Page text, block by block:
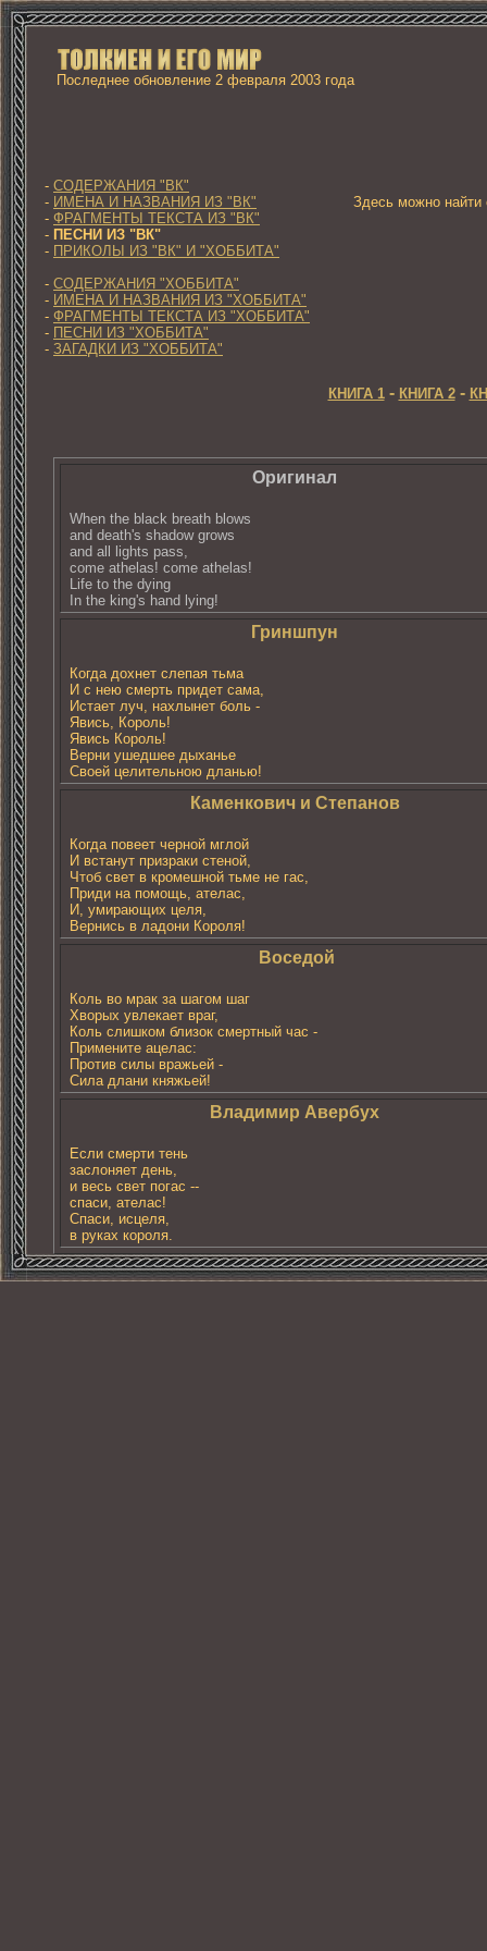
Последнее обновление 2 февраля 2003 года
- СОДЕРЖАНИЯ "ВК"
- ИМЕНА И НАЗВАНИЯ ИЗ "ВК"
- ФРАГМЕНТЫ ТЕКСТА ИЗ "ВК"
- ПЕСНИ ИЗ "ВК"
- ПРИКОЛЫ ИЗ "ВК" И "ХОББИТА"
- СОДЕРЖАНИЯ "ХОББИТА"
- ИМЕНА И НАЗВАНИЯ ИЗ "ХОББИТА"
- ФРАГМЕНТЫ ТЕКСТА ИЗ "ХОББИТА"
- ПЕСНИ ИЗ "ХОББИТА"
- ЗАГАДКИ ИЗ "ХОББИТА"
Здесь можно найти
КНИГА 1- КНИГА 2-
Оригинал
When the black breath blows
and death's shadow grows
and all lights pass,
come athelas! come athelas!
Life to the dying
In the king's hand lying!
Гриншпун
Когда дохнет слепая тьма
И с нею смерть придет сама,
Истает луч, нахлынет боль -
Явись, Король!
Явись Король!
Верни ушедшее дыханье
Своей целительною дланью!
Каменкович и Степанов
Когда повеет черной мглой
И встанут пpизpаки стеной,
Чтоб свет в кpомешной тьме не гас,
Приди на помощь, ателас,
И, умиpающих целя,
Вернись в ладони Короля!
Воседой
Коль во мрак за шагом шаг
Хворых увлекает враг,
Коль слишком близок смертный час -
Примените ацелас:
Против силы вражьей -
Сила длани княжьей!
Влaдимир Авербух
Если смерти тень
заслоняет день,
и весь свет погас --
спаси, ателас!
Спаси, исцеля,
в руках короля.